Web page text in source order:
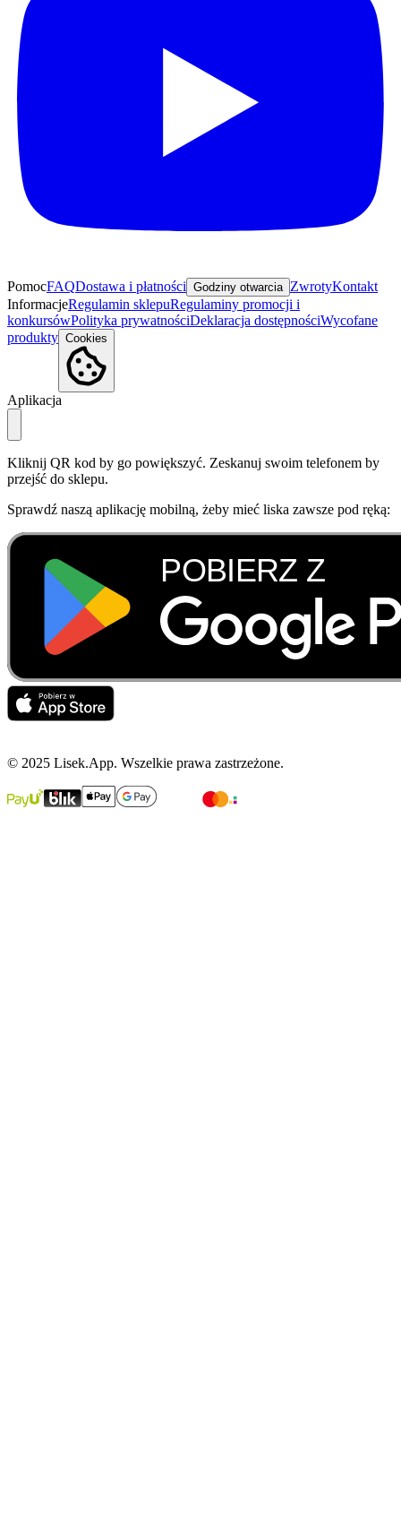
PomocFAQDostawa i płatności Godziny otwarcia ZwrotyKontakt
InformacjeRegulamin sklepuRegulaminy promocji i
konkursówPolityka prywatnościDeklaracja dostępnościWycofane
produkty Cookies
Aplikacja
Kliknij QR kod by go powiększyć. Zeskanuj swoim telefonem by
przejść do sklepu.
Sprawdź naszą aplikację mobilną, żeby mieć liska zawsze pod ręką:
© 2025 Lisek.App. Wszelkie prawa zastrzeżone.